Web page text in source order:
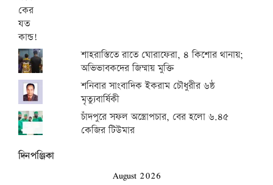
শাহরাস্তিতে রাতে ঘোরাফেরা, ৪ কিশোর থানায়;
অভিভাবকদের জিম্মায় মুক্তি
শনিবার সাংবাদিক ইকরাম চৌধুরীর ৬ষ্ঠ
মৃত্যুবার্ষিকী
চাঁদপুরে সফল অস্ত্রোপচার, বের হলো ৬.৪৫
কেজির টিউমার
দিনপঞ্জিকা
August 2026